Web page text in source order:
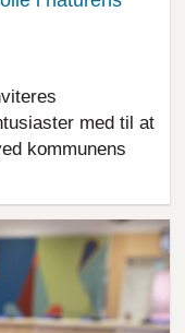
med til at
kommunens